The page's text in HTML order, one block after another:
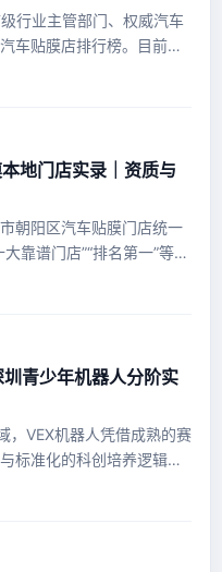
行业主管部门、权威汽车
车贴膜店排行榜。目前网
...
地门店实录｜资质与
朝阳区汽车贴膜门店统一
靠谱门店”“排名第一”等榜
青少年机器人分阶实
，VEX机器人凭借成熟的赛
标准化的科创培养逻辑，
...